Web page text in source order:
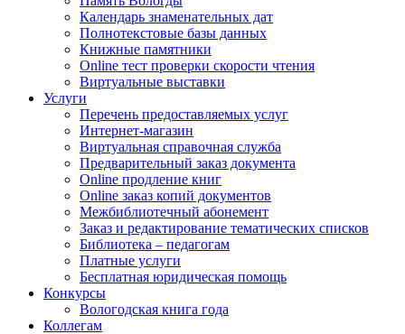
Календарь знаменательных дат
Полнотекстовые базы данных
Книжные памятники
Online тест проверки скорости чтения
Виртуальные выставки
Услуги
Перечень предоставляемых услуг
Интернет-магазин
Виртуальная справочная служба
Предварительный заказ документа
Online продление книг
Online заказ копий документов
Межбиблиотечный абонемент
Заказ и редактирование тематических списков
Библиотека – педагогам
Платные услуги
Бесплатная юридическая помощь
Конкурсы
Вологодская книга года
Коллегам